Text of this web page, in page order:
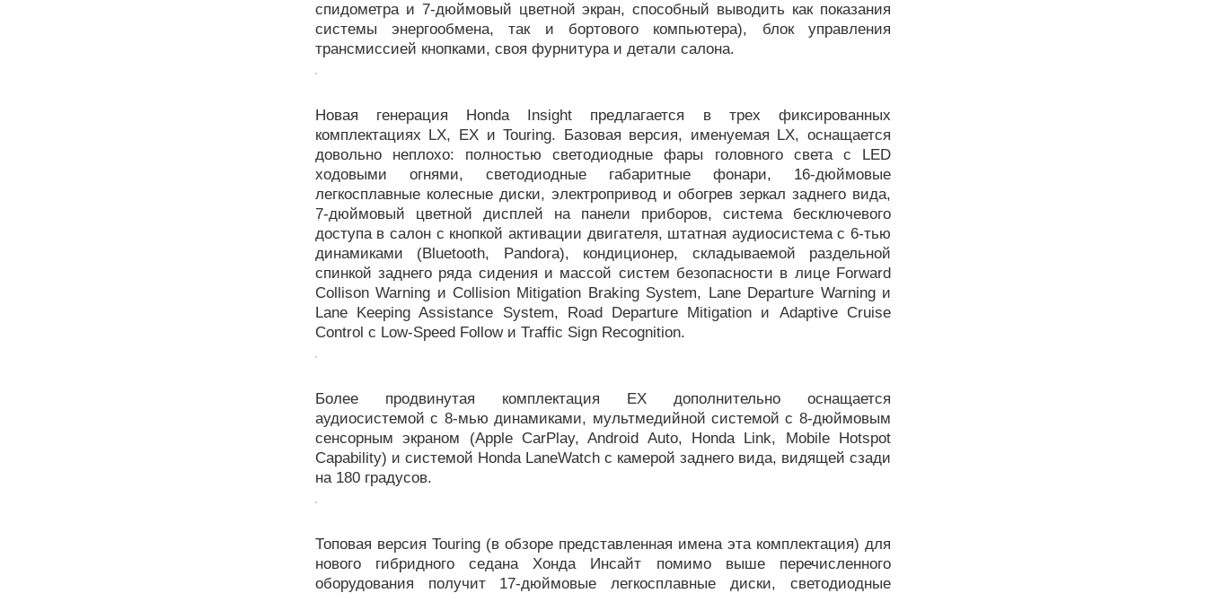
спидометра и 7-дюймовый цветной экран, способный выводить как показания
системы энергообмена, так и бортового компьютера), блок управления
трансмиссией кнопками, своя фурнитура и детали салона.
Новая генерация Honda Insight предлагается в трех фиксированных
комплектациях LX, EX и Touring. Базовая версия, именуемая LX, оснащается
довольно неплохо: полностью светодиодные фары головного света с LED
ходовыми огнями, светодиодные габаритные фонари, 16-дюймовые
легкосплавные колесные диски, электропривод и обогрев зеркал заднего вида,
7-дюймовый цветной дисплей на панели приборов, система бесключевого
доступа в салон с кнопкой активации двигателя, штатная аудиосистема с 6-тью
динамиками (Bluetooth, Pandora), кондиционер, складываемой раздельной
спинкой заднего ряда сидения и массой систем безопасности в лице Forward
Collison Warning и Collision Mitigation Braking System, Lane Departure Warning и
Lane Keeping Assistance System, Road Departure Mitigation и Adaptive Cruise
Control с Low-Speed Follow и Traffic Sign Recognition.
Более продвинутая комплектация EX дополнительно оснащается
аудиосистемой с 8-мью динамиками, мультмедийной системой с 8-дюймовым
сенсорным экраном (Apple CarPlay, Android Auto, Honda Link, Mobile Hotspot
Capability) и системой Honda LaneWatch с камерой заднего вида, видящей сзади
на 180 градусов.
Топовая версия Touring (в обзоре представленная имена эта комплектация) для
нового гибридного седана Хонда Инсайт помимо выше перечисленного
оборудования получит 17-дюймовые легкосплавные диски, светодиодные